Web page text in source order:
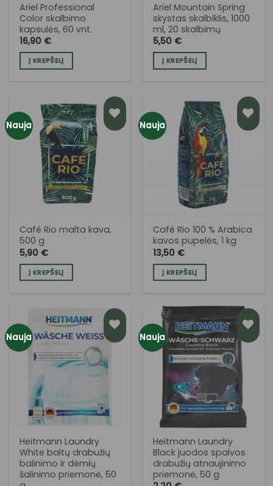
Ariel Professional
Color skalbimo
kapsulės, 60 vnt.
16,90 €
Į KREPŠELĮ
Ariel Mountain Spring
skystas skalbiklis, 1000
ml, 20 skalbimų
5,50 €
Į KREPŠELĮ
Nauja
PRIDĖTI
Į NORŲ
SĄRAŠĄ
Café Rio malta kava,
500 g
5,90 €
Į KREPŠELĮ
Nauja
PRIDĖTI
Į NORŲ
SĄRAŠĄ
Café Rio 100 % Arabica
kavos pupelės, 1 kg
13,50 €
Į KREPŠELĮ
Nauja
PRIDĖTI
Į NORŲ
Heitmann Laundry
White baltų drabužių
balinimo ir dėmių
šalinimo priemonė, 50
Nauja
PRIDĖTI
Į NORŲ
SĄRAŠĄ
Heitmann Laundry
Black juodos spalvos
drabužių atnaujinimo
priemonė, 50 g